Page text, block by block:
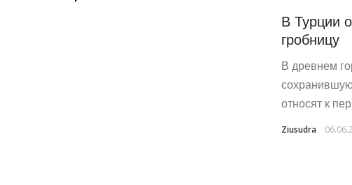
В Турции
гробницу
В древнем
относят к
Ziusudra